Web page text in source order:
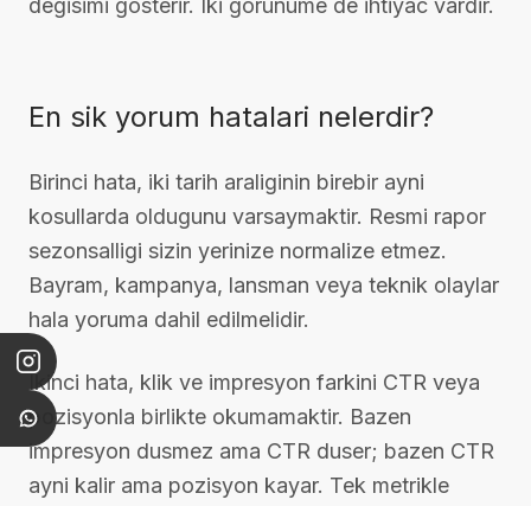
degisimi gosterir. Iki gorunume de ihtiyac vardir.
En sik yorum hatalari nelerdir?
Birinci hata, iki tarih araliginin birebir ayni
kosullarda oldugunu varsaymaktir. Resmi rapor
sezonsalligi sizin yerinize normalize etmez.
Bayram, kampanya, lansman veya teknik olaylar
hala yoruma dahil edilmelidir.
Ikinci hata, klik ve impresyon farkini CTR veya
pozisyonla birlikte okumamaktir. Bazen
impresyon dusmez ama CTR duser; bazen CTR
ayni kalir ama pozisyon kayar. Tek metrikle